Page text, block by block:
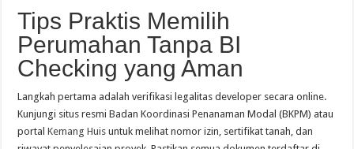
Tips Praktis Memilih
Perumahan Tanpa BI
Checking yang Aman
Langkah pertama adalah verifikasi legalitas developer secara online.
Kunjungi situs resmi Badan Koordinasi Penanaman Modal (BKPM) atau
portalKemang Huis untuk melihat nomor izin, sertifikat tanah, dan